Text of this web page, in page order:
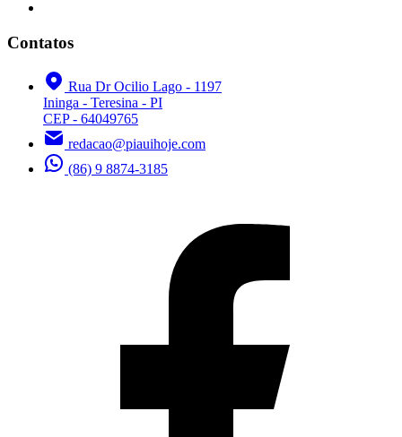
Contatos
Rua Dr Ocilio Lago - 1197
Ininga - Teresina - PI
CEP - 64049765
redacao@piauihoje.com
(86) 9 8874-3185